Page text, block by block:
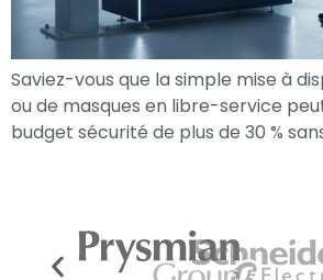
Saviez-vous que la simple mise à
ou de masques en libre-service
budget sécurité de plus de 30 %